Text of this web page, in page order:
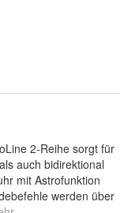
2-Reihe sorgt für
auch bidirektional
mit Astrofunktion
werden über